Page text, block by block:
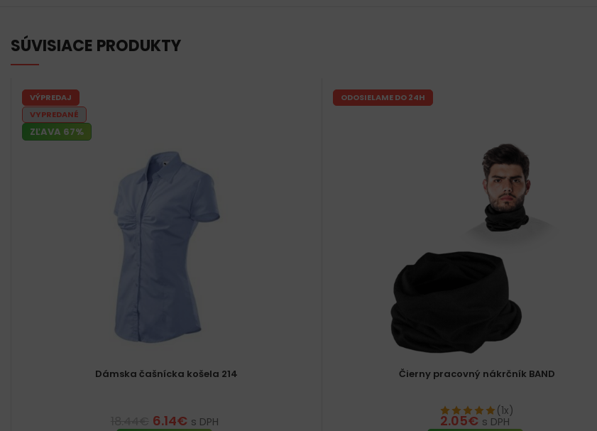
SÚVISIACE PRODUKTY
VÝPREDAJ
VYPREDANÉ
ZĽAVA 67%
Dámska čašnícka košela 214
6.14€ s DPH
ODOSIELAME DO 24H
Čierny pracovný nákrčník BAND
(1x)
2.05€ s DPH